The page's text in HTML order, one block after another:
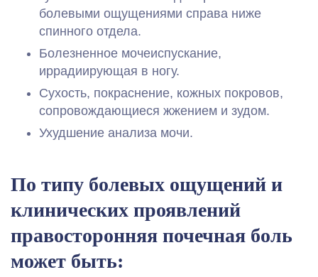
болевыми ощущениями справа ниже
спинного отдела.
Болезненное мочеиспускание,
иррадиирующая в ногу.
Сухость, покраснение, кожных покровов,
сопровождающиеся жжением и зудом.
Ухудшение анализа мочи.
По типу болевых ощущений и
клинических проявлений
правосторонняя почечная боль
может быть: